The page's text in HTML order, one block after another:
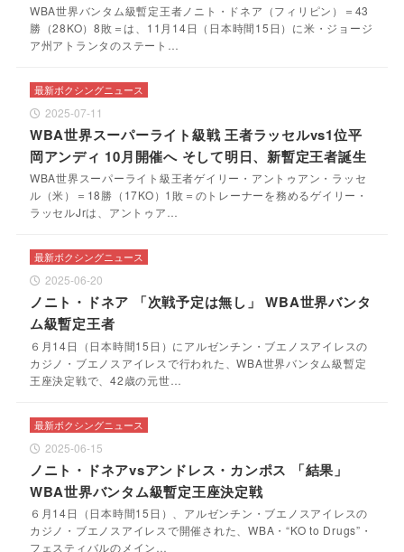
WBA世界バンタム級暫定王者ノニト・ドネア（フィリピン）＝43
勝（28KO）8敗＝は、11月14日（日本時間15日）に米・ジョージ
ア州アトランタのステート…
最新ボクシングニュース
2025-07-11
WBA世界スーパーライト級戦 王者ラッセルvs1位平
岡アンディ 10月開催へ そして明日、新暫定王者誕生
WBA世界スーパーライト級王者ゲイリー・アントゥアン・ラッセ
ル（米）＝18勝（17KO）1敗＝のトレーナーを務めるゲイリー・
ラッセルJrは、アントゥア…
最新ボクシングニュース
2025-06-20
ノニト・ドネア 「次戦予定は無し」 WBA世界バンタ
ム級暫定王者
６月14日（日本時間15日）にアルゼンチン・ブエノスアイレスの
カジノ・ブエノスアイレスで行われた、WBA世界バンタム級暫定
王座決定戦で、42歳の元世…
最新ボクシングニュース
2025-06-15
ノニト・ドネアvsアンドレス・カンポス 「結果」
WBA世界バンタム級暫定王座決定戦
６月14日（日本時間15日）、アルゼンチン・ブエノスアイレスの
カジノ・ブエノスアイレスで開催された、WBA・“KO to Drugs”・
フェスティバルのメイン…